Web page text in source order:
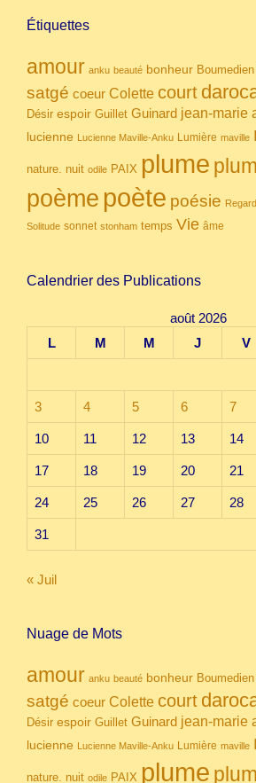
Étiquettes
amour anku beauté bonheur Boumedien
satgé coeur Colette court
Désir espoir Guillet Guinard jean-marie
lucienne Lucienne Maville-Anku Lumière maville
nature. nuit odile PAIX plume
poème poète poésie Regard
Solitude sonnet stonham temps Vie âme
Calendrier des Publications
août 2026
L
M M J V
3 4 5 6 7
10 11 12 13 14
17 18 19 20 21
24 25 26 27 28
31
« Juil
Nuage de Mots
amour anku beauté bonheur Boumedien
satgé coeur Colette court
Désir espoir Guillet Guinard jean-marie
lucienne Lucienne Maville-Anku Lumière maville
nature. nuit odile PAIX plume